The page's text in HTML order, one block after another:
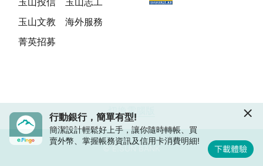
玉山文教
海外服務
菁英招募
切換電腦版
© E.SUN BANK
行動銀行，簡單有型!
簡潔設計輕鬆好上手，讓你隨時轉帳、買
賣外幣、掌握帳務資訊及信用卡消費明細!